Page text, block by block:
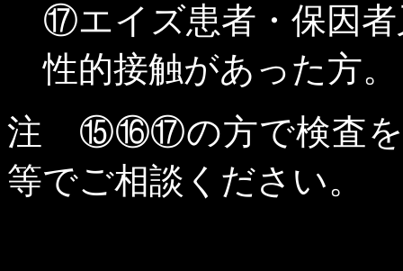
⑰エイズ患者・保因
性的接触があった方。
注 ⑮⑯⑰の方で検査を
等でご相談ください。